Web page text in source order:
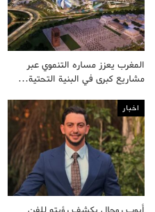
المغرب يعزز مساره التنموي عبر
مشاريع كبرى في البنية التحتية…
اخبار